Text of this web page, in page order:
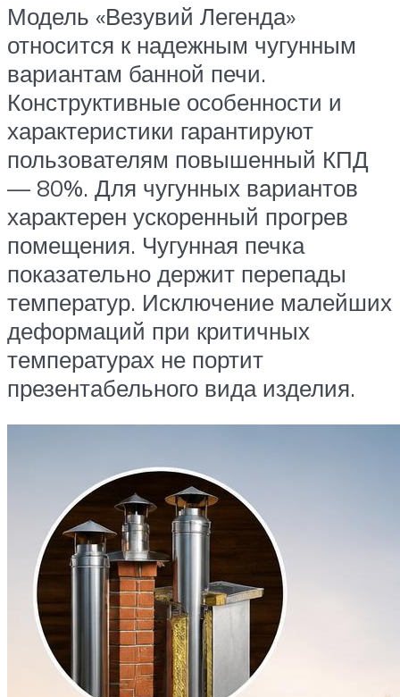
Модель «Везувий Легенда»
относится к надежным чугунным
вариантам банной печи.
Конструктивные особенности и
характеристики гарантируют
пользователям повышенный КПД
— 80%. Для чугунных вариантов
характерен ускоренный прогрев
помещения. Чугунная печка
показательно держит перепады
температур. Исключение малейших
деформаций при критичных
температурах не портит
презентабельного вида изделия.